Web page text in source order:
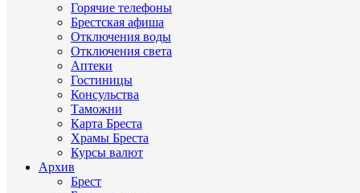
Горячие телефоны
Брестская афиша
Отключения воды
Отключения света
Аптеки
Гостиницы
Консульства
Таможни
Карта Бреста
Храмы Бреста
Курсы валют
Архив
Брест